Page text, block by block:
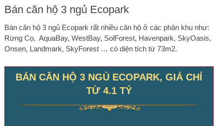
Bán căn hộ 3 ngủ Ecopark
Bán căn hộ 3 ngủ Ecopark rất nhiều căn hộ ở các phân khu như:
Rừng Cọ, AquaBay, WestBay, SolForest, Havenpark, SkyOasis,
Onsen, Landmark, SkyForest … có diện tích từ 73m2.
BÁN CĂN HỘ 3 NGỦ ECOPARK, GIÁ CHỈ
TỪ 4.1 TỶ